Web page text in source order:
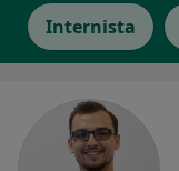
Internista